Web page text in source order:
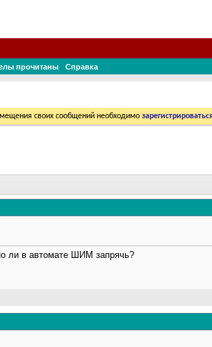
прочитаны Справка
своих сообщений необходимо
ли в автомате ШИМ запрячь?